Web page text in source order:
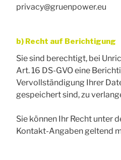
privacy@gruenpower.eu
b) Recht auf Berichtigung
Sie sind berechtigt, bei
Art. 16 DS-GVO eine
Vervollständigung Ihrer
gespeichert sind, zu
Sie können Ihr Recht unter
Kontakt-Angaben geltend